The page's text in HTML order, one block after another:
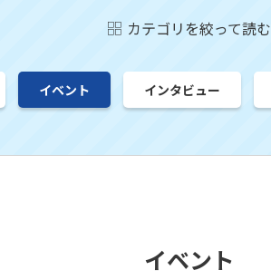
カテゴリを絞って読む
イベント インタビュー
イベント